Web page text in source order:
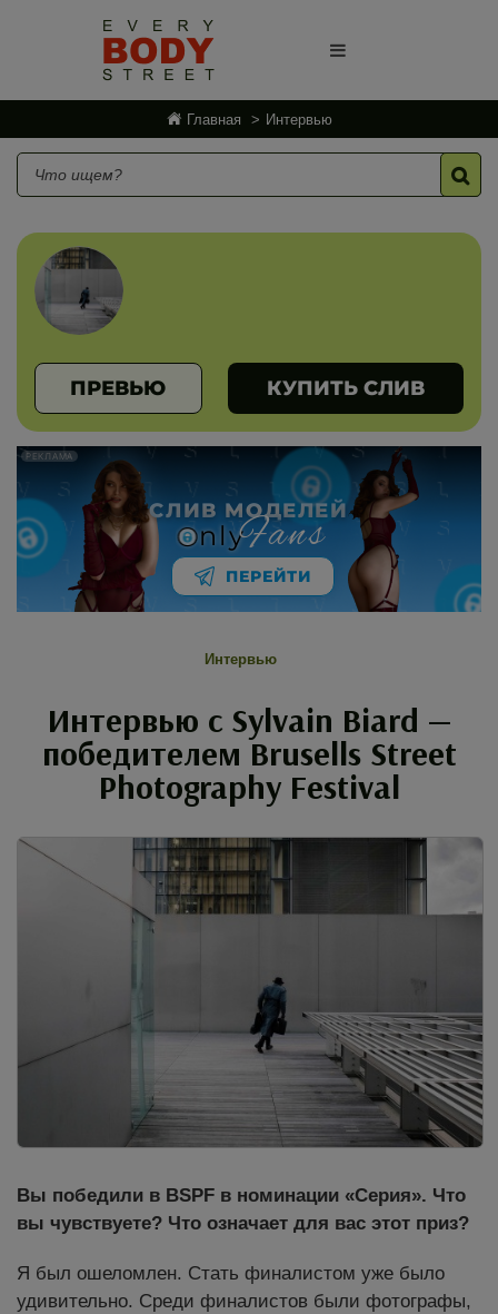
Главная Интервью
ПРЕВЬЮ КУПИТЬ СЛИВ
РЕКЛАМА
СЛИВ МОДЕЛЕЙ
nlyFans
ПЕРЕЙТИ
Интервью
Интервью с Sylvain Biard —
победителем Brusells Street
Photography Festival
Вы победили в BSPF в номинации «Серия». Что
вы чувствуете? Что означает для вас этот приз?
Я был ошеломлен. Стать финалистом уже было
удивительно. Среди финалистов были фотографы,